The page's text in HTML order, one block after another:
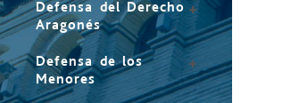
Defensa del Derecho
Aragonés
Defensa de los
Menores